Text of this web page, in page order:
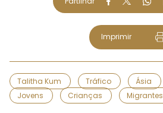
Imprimir
Talitha Kum Tráfico Ásia
Jovens
Crianças Migrantes